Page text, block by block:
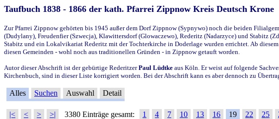
Taufbuch 1838 - 1866 der kath. Pfarrei Zippnow Kreis Deutsch Krone
Zur Pfarrei Zippnow gehörten bis 1945 außer dem Dorf Zippnow (Sypnywo) noch die beiden
(Dudylany), Freudenfier (Szwecja), Klawittersdorf (Glowaczewo), Rederitz (Nadarzyce) und Stabitz
Stabitz und ein Lokalvikariat Rederitz mit der Tochterkirche in Doderlage wurden errichtet. Ab
diesen Gemeinden - wohl noch aus traditionellen Gründen - in Zippnow getauft worden.
Autor dieser Abschrift ist der gebürtige RederitzerPaul Lüdtke aus Köln. Er weist auf folgende
Kirchenbuch, sind in dieser Liste korrigiert worden. Bei der Abschrift kann es aber dennoch zu
Alles Suchen Auswahl Detail
|< < > >| 3380 Einträge gesamt: 1 4 7 10 13 16 19 22 25